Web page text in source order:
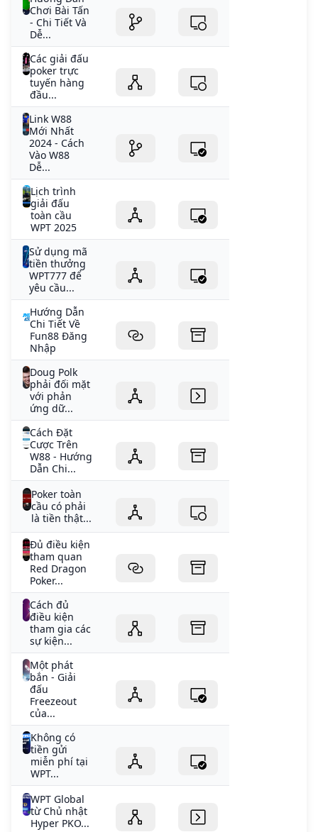
Chơi Bài Tấn
- Chi Tiết Và
Dễ...
Các giải đấu
poker trực
tuyến hàng
đầu...
Link W88
Mới Nhất
2024 - Cách
Vào W88
Dễ...
Lịch trình
giải đấu
toàn cầu
WPT 2025
Sử dụng mã
tiền thưởng
WPT777 để
yêu cầu...
Hướng Dẫn
Chi Tiết Về
Fun88 Đăng
Nhập
Doug Polk
phải đối mặt
với phản
ứng dữ...
Cách Đặt
Cược Trên
W88 - Hướng
Dẫn Chi...
Poker toàn
cầu có phải
là tiền thật...
Đủ điều kiện
tham quan
Red Dragon
Poker...
Cách đủ
điều kiện
tham gia các
sự kiện...
Một phát
bắn - Giải
đấu
Freezeout
của...
Không có
tiền gửi
miễn phí tại
WPT...
WPT Global
từ Chủ nhật
Hyper PKO...